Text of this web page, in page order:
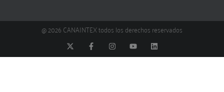
@ 2026 CANAINTEX todos los derechos reservados